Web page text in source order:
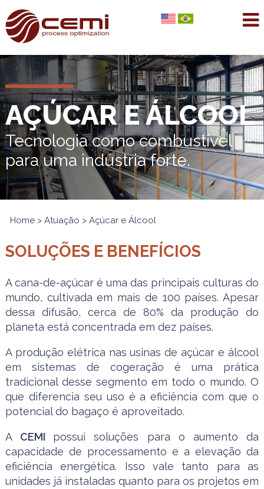
AÇÚCAR E ÁLCOOL
Tecnologia como combustível
para uma indústria forte.
Home> Atuação > Açúcar e Álcool
SOLUÇÕES E BENEFÍCIOS
A cana-de-açúcar é uma das principais culturas do
mundo, cultivada em mais de 100 países. Apesar
dessa difusão, cerca de 80% da produção do
planeta está concentrada em dez países.
A produção elétrica nas usinas de açúcar e álcool
em sistemas de cogeração é uma prática
tradicional desse segmento em todo o mundo. O
que diferencia seu uso é a eficiência com que o
potencial do bagaço é aproveitado.
A CEMI possui soluções para o aumento da
capacidade de processamento e a elevação da
eficiência energética. Isso vale tanto para as
unidades já instaladas quanto para os projetos em